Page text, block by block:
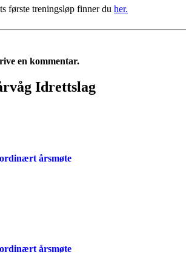
første treningsløp finner du her.
en kommentar.
Idrettslag
årsmøte
årsmøte